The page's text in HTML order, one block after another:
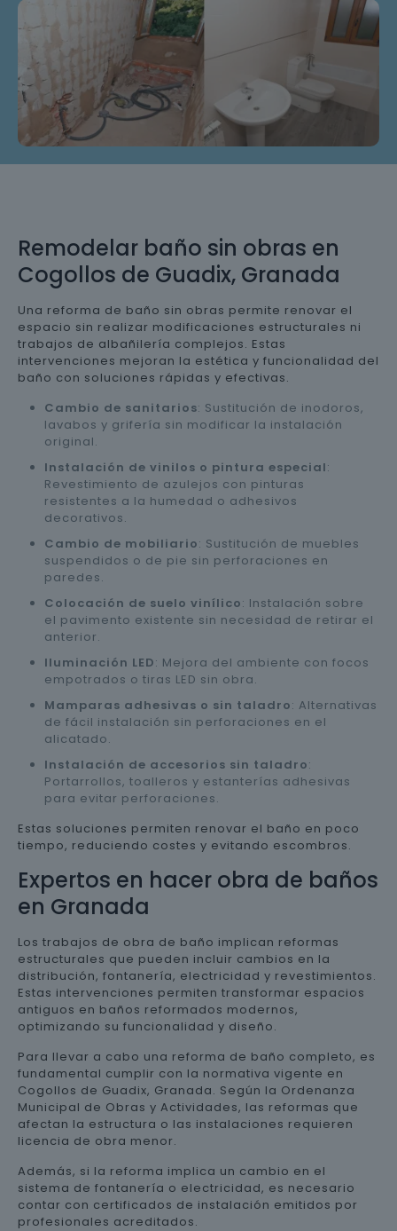
Remodelar baño sin obras en
Cogollos de Guadix, Granada
Una reforma de baño sin obras permite renovar el
espacio sin realizar modificaciones estructurales ni
trabajos de albañilería complejos. Estas
intervenciones mejoran la estética y funcionalidad del
baño con soluciones rápidas y efectivas.
Cambio de sanitarios: Sustitución de inodoros,
lavabos y grifería sin modificar la instalación
original.
Instalación de vinilos o pintura especial:
Revestimiento de azulejos con pinturas
resistentes a la humedad o adhesivos
decorativos.
Cambio de mobiliario: Sustitución de muebles
suspendidos o de pie sin perforaciones en
paredes.
Colocación de suelo vinílico: Instalación sobre
el pavimento existente sin necesidad de retirar el
anterior.
Iluminación LED: Mejora del ambiente con focos
empotrados o tiras LED sin obra.
Mamparas adhesivas o sin taladro: Alternativas
de fácil instalación sin perforaciones en el
alicatado.
Instalación de accesorios sin taladro:
Portarrollos, toalleros y estanterías adhesivas
para evitar perforaciones.
Estas soluciones permiten renovar el baño en poco
tiempo, reduciendo costes y evitando escombros.
Expertos en hacer obra de baños
en Granada
Los trabajos de obra de baño implican reformas
estructurales que pueden incluir cambios en la
distribución, fontanería, electricidad y revestimientos.
Estas intervenciones permiten transformar espacios
antiguos en baños reformados modernos,
optimizando su funcionalidad y diseño.
Para llevar a cabo una reforma de baño completo, es
fundamental cumplir con la normativa vigente en
Cogollos de Guadix, Granada. Según la Ordenanza
Municipal de Obras y Actividades, las reformas que
afectan la estructura o las instalaciones requieren
licencia de obra menor.
Además, si la reforma implica un cambio en el
sistema de fontanería o electricidad, es necesario
contar con certificados de instalación emitidos por
profesionales acreditados.